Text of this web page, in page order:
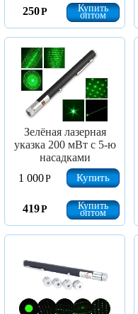
250Р Купить
оптом
Зелёная лазерная
указка 200 мВт с 5-ю
насадками
1 000Р Купить
419Р Купить
оптом